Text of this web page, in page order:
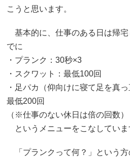
こうと思います。
基本的に、仕事のある日は帰宅
でに
・プランク：30秒×3
・スクワット：最低100回
・足パカ（仰向けに寝て足を真
最低200回
（※仕事のない休日は倍の回数）
というメニューをこなしていま
「プランクって何？」という